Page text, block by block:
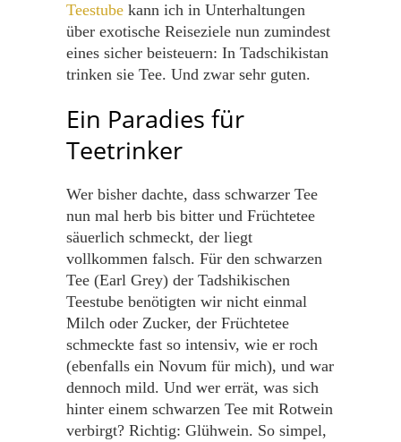
Teestube kann ich in Unterhaltungen
über exotische Reiseziele nun zumindest
eines sicher beisteuern: In Tadschikistan
trinken sie Tee. Und zwar sehr guten.
Ein Paradies für
Teetrinker
Wer bisher dachte, dass schwarzer Tee
nun mal herb bis bitter und Früchtetee
säuerlich schmeckt, der liegt
vollkommen falsch. Für den schwarzen
Tee (Earl Grey) der Tadshikischen
Teestube benötigten wir nicht einmal
Milch oder Zucker, der Früchtetee
schmeckte fast so intensiv, wie er roch
(ebenfalls ein Novum für mich), und war
dennoch mild. Und wer errät, was sich
hinter einem schwarzen Tee mit Rotwein
verbirgt? Richtig: Glühwein. So simpel,